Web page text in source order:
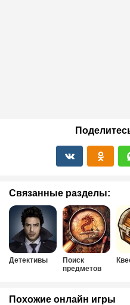
Связанные разделы:
Детективы
Поиск
предметов
Похожие онлайн игры